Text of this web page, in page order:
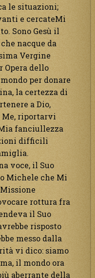
le situazioni;
e cercateMi
Sono Gesù il
nacque da
Vergine
Opera dello
per donare
la certezza di
a Dio,
riportarvi
fanciullezza
difficili
voce, il Suo
Michele che Mi
rottura fra
il Suo
risposto
messo dalla
vi dico: siamo
il mondo ora
aberrante della